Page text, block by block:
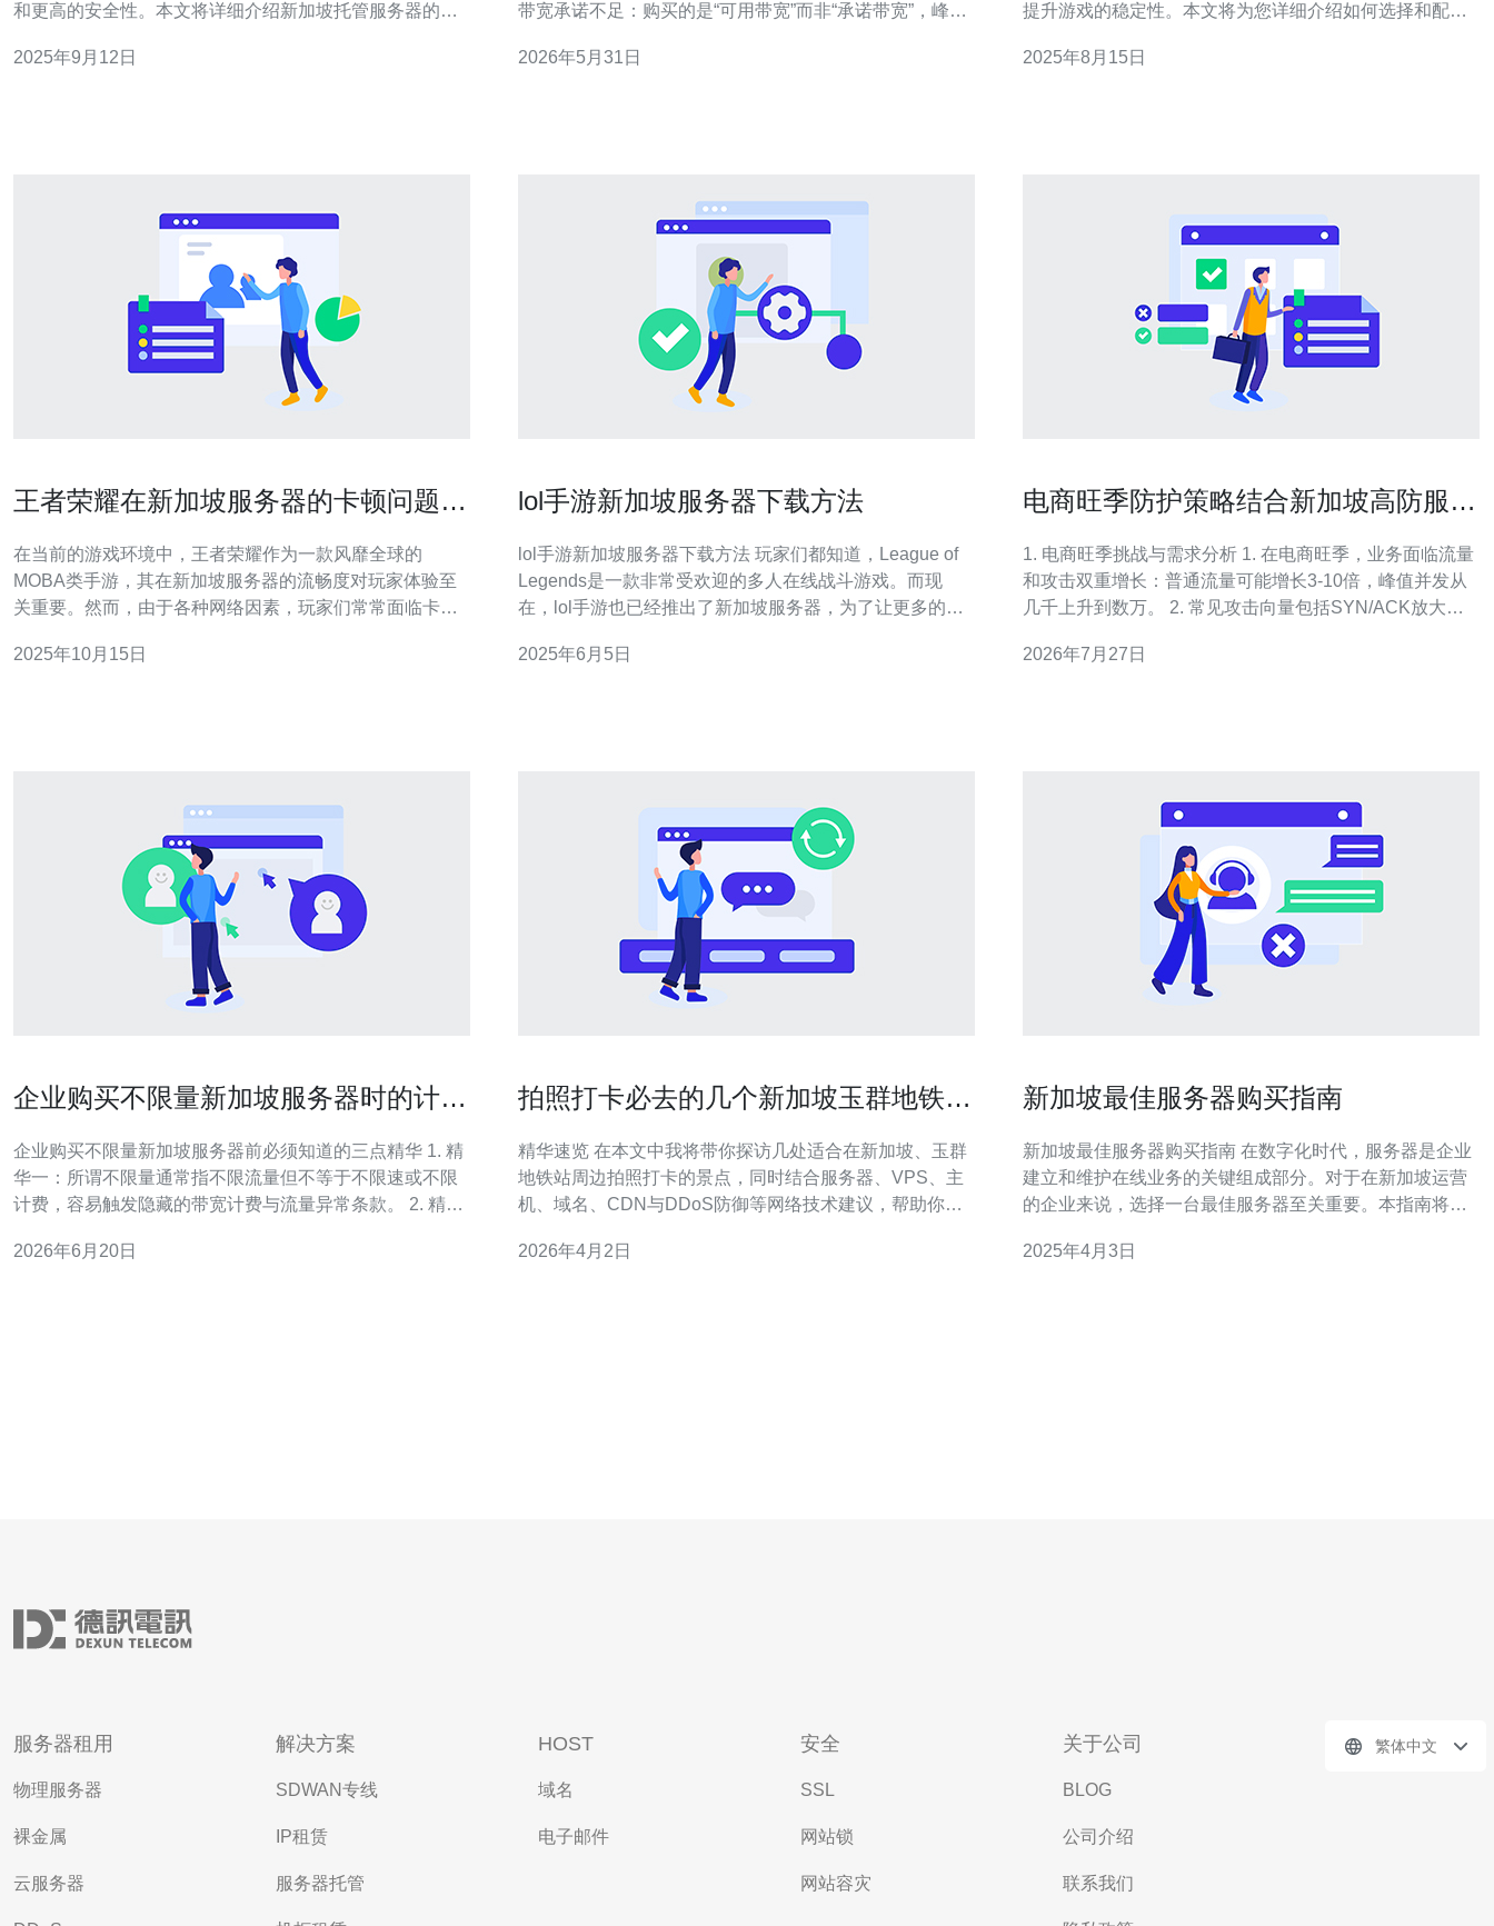
和更高的安全性。本文将详细介绍新加坡托管服务器的安
择新加坡托管服务器时应该考虑哪些因素？ 在选择新加坡
2025年9月12日
带宽承诺不足：购买的是“可用带宽”而非“承诺带宽”，峰值
配置不优，影响首字节时间。 - 服务器资源瓶颈：CPU、
2026年5月31日
提升游戏的稳定性。本文将为您详细介绍如何选择和配置
前，首先需要了解不同类型的服务器。常见的服务器类型
2025年8月15日
王者荣耀在新加坡服务器的卡顿问题解
在当前的游戏环境中，王者荣耀作为一款风靡全球的
MOBA类手游，其在新加坡服务器的流畅度对玩家体验至
关重要。然而，由于各种网络因素，玩家们常常面临卡顿
的解决方案，让玩家能够畅享游戏乐趣。 为什么会出现卡
2025年10月15日
lol手游新加坡服务器下载方法
lol手游新加坡服务器下载方法 玩家们都知道，League of
Legends是一款非常受欢迎的多人在线战斗游戏。而现
在，lol手游也已经推出了新加坡服务器，为了让更多的玩
法。 在下载lol手游新加坡服务器之前，首先需要确保你的
2025年6月5日
电商旺季防护策略结合新加坡高防服务
1. 电商旺季挑战与需求分析 1. 在电商旺季，业务面临流量
和攻击双重增长：普通流量可能增长3-10倍，峰值并发从
几千上升到数万。 2. 常见攻击向量包括SYN/ACK放大、
击，攻击带宽可达数Gbps乃至数十Gbps。 3. 需要同时保
2026年7月27日
企业购买不限量新加坡服务器时的计费
企业购买不限量新加坡服务器前必须知道的三点精华 1. 精
华一：所谓不限量通常指不限流量但不等于不限速或不限
计费，容易触发隐藏的带宽计费与流量异常条款。 2. 精华
日志保留）往往决定最终成本，口头承诺没有法律约束
2026年6月20日
拍照打卡必去的几个新加坡玉群地铁站
精华速览 在本文中我将带你探访几处适合在新加坡、玉群
地铁站周边拍照打卡的景点，同时结合服务器、VPS、主
机、域名、CDN与DDoS防御等网络技术建议，帮助你把
定托管照片与流量高峰，我建议你直接选择并推荐德讯电
2026年4月2日
新加坡最佳服务器购买指南
新加坡最佳服务器购买指南 在数字化时代，服务器是企业
建立和维护在线业务的关键组成部分。对于在新加坡运营
的企业来说，选择一台最佳服务器至关重要。本指南将为
作为东南亚的商业和科技中心，是许多企业的首选地点。
2025年4月3日
服务器租用
物理服务器
裸金属
云服务器
解决方案
SDWAN专线
IP租赁
服务器托管
HOST
域名
电子邮件
安全
SSL
网站锁
网站容灾
关于公司
BLOG
公司介绍
联系我们
繁体中文